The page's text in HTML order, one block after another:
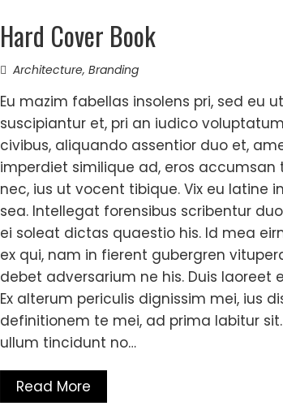
Hard Cover Book
Architecture, Branding
Eu mazim fabellas insolens pri, sed eu
suscipiantur et, pri an iudico
civibus, aliquando assentior duo et,
imperdiet similique ad, eros
nec, ius ut vocent tibique. Vix eu latine
sea. Intellegat forensibus scribentur
ei soleat dictas quaestio his. Id mea
ex qui, nam in fierent gubergren
debet adversarium ne his. Duis laoreet
Ex alterum periculis dignissim mei, ius
definitionem te mei, ad prima labitur
ullum tincidunt no…
Read More